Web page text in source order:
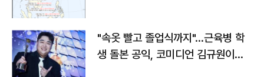
"속옷 빨고 졸업식까지"…근육병 학
생 돌본 공익, 코미디언 김규원이었